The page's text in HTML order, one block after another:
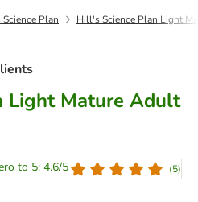
Plan Hill's Science Plan Light
Light Mature Adult
to 5: 4.6/5 (5)